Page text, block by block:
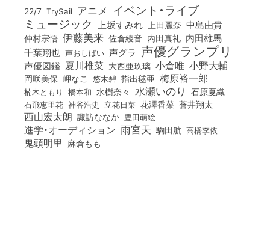
22/7 TrySail アニメ イベント・ライブ
ミュージック 上坂すみれ 上田麗奈 中島由貴
仲村宗悟 伊藤美来 佐倉綾音 内田真礼 内田雄馬
千葉翔也 声おしばい 声グラ 声優グランプリ
声優図鑑 夏川椎菜 大西亜玖璃 小倉唯 小野大輔
岡咲美保 岬なこ 悠木碧 指出毬亜 梅原裕一郎
楠木ともり 橋本和 水樹奈々 水瀬いのり 石原夏織
石飛恵里花 神谷浩史 立花日菜 花澤香菜 蒼井翔太
西山宏太朗 諏訪ななか 豊田萌絵
進学・オーディション 雨宮天 駒田航 高橋李依
鬼頭明里 麻倉もも